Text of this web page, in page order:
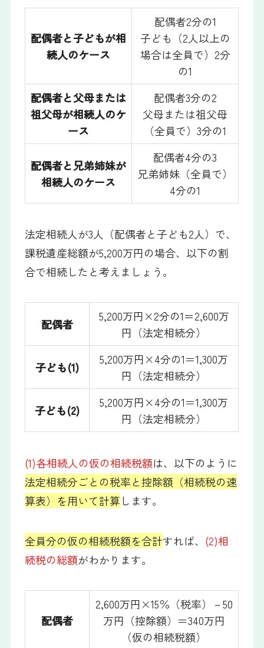
配偶者と子どもが相
続人のケース
配偶者2分の1
子ども（2人以上の
場合は全員で）2分
の1
配偶者と父母または
祖父母が相続人のケ
ース
配偶者3分の2
父母または祖父母
（全員で）3分の1
配偶者と兄弟姉妹が
相続人のケース
配偶者4分の3
兄弟姉妹（全員で）
4分の1
法定相続人が3人（配偶者と子ども2人）で、
課税遺産総額が5,200万円の場合、以下の割
合で相続したと考えましょう。
配偶者
5,200万円×2分の1＝2,600万
円（法定相続分）
子ども(1)
5,200万円×4分の1＝1,300万
円（法定相続分）
子ども(2)
5,200万円×4分の1＝1,300万
円（法定相続分）
(1)各相続人の仮の相続税額は、以下のように
法定相続分ごとの税率と控除額（相続税の速
算表）を用いて計算 します。
全員分の仮の相続税額を合計すれば、 (2)相
続税の総額がわかります。
配偶者
2,600万円×15％（税率）－50
万円（控除額）＝340万円
（仮の相続税額）